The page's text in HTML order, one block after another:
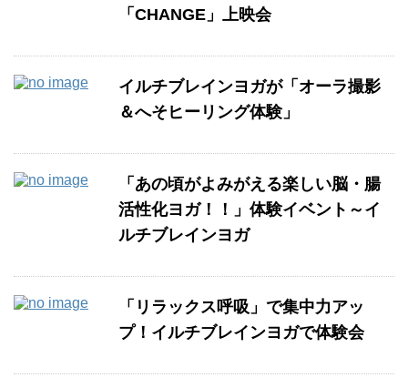
「CHANGE」上映会
イルチブレインヨガが「オーラ撮影
＆へそヒーリング体験」
「あの頃がよみがえる楽しい脳・腸
活性化ヨガ！！」体験イベント～イ
ルチブレインヨガ
「リラックス呼吸」で集中力アッ
プ！イルチブレインヨガで体験会